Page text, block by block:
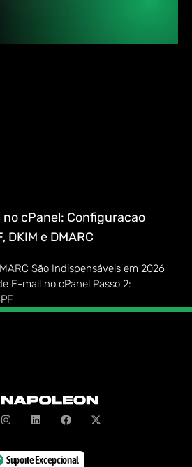
cPanel: Configuracao
DKIM e DMARC
São Indispensáveis em 2026
E-mail no cPanel Passo 2:
Suporte Excepcional